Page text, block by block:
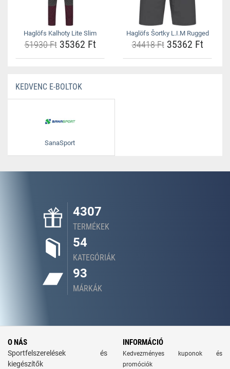
Haglöfs Kalhoty Lite Slim
51930 Ft35362 Ft
Haglöfs Šortky L.I.M Rugged
34418 Ft35362 Ft
KEDVENC E-BOLTOK
SanaSport
4307
TERMÉKEK
54
KATEGÓRIÁK
93
MÁRKÁK
O NÁS
Sportfelszerelések és
kiegészítők
INFORMÁCIÓ
Kedvezményes kuponok és
promóciók